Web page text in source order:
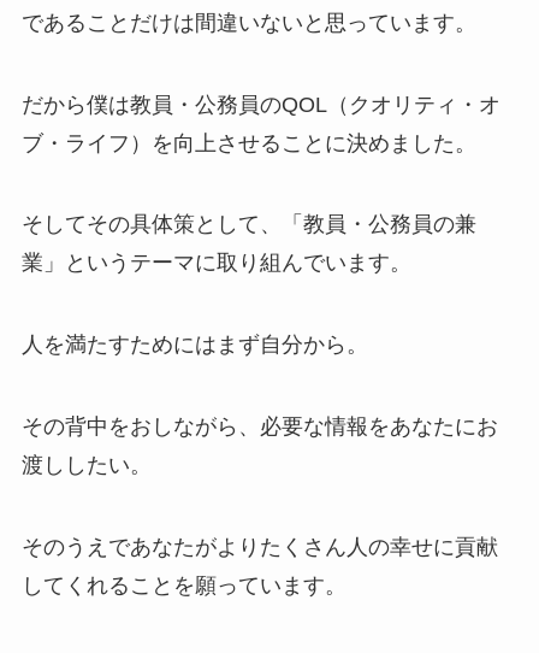
であることだけは間違いないと思っています。
だから僕は教員・公務員のQOL（クオリティ・オ
ブ・ライフ）を向上させることに決めました。
そしてその具体策として、「教員・公務員の兼
業」というテーマに取り組んでいます。
人を満たすためにはまず自分から。
その背中をおしながら、必要な情報をあなたにお
渡ししたい。
そのうえであなたがよりたくさん人の幸せに貢献
してくれることを願っています。